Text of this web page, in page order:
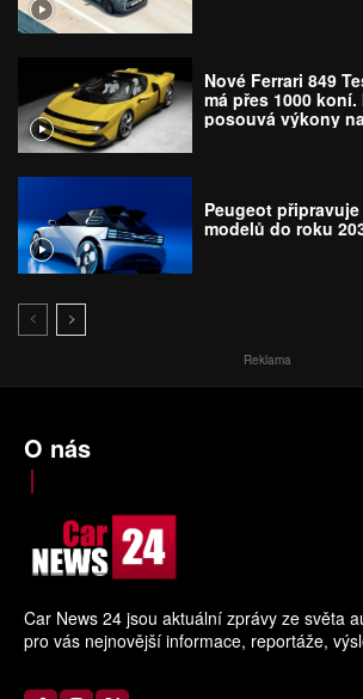
Nové Ferrari 849
má přes 1000
posouvá výkony
Peugeot
modelů do roku
Reklama
O nás
Car News 24 jsou aktuální zprávy ze světa
pro vás nejnovější informace, reportáže,